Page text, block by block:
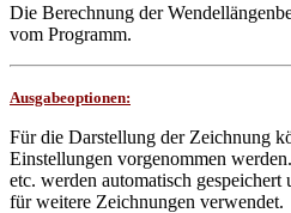
Die Berechnung der
vom Programm.
Ausgabeoptionen:
Für die Darstellung der Zeichnung
Einstellungen vorgenommen
etc. werden automatisch gespeichert
für weitere Zeichnungen verwendet.